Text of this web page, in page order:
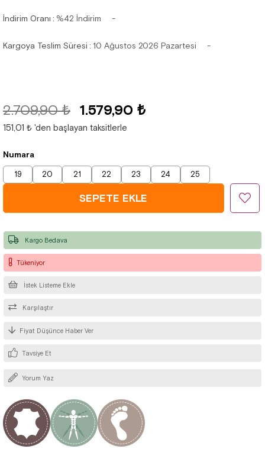
İndirim Oranı : %42 İndirim
Kargoya Teslim Süresi : 10 Ağustos 2026 Pazartesi
2.709,90 ₺ 1.579,90 ₺
151,01 ₺ 'den başlayan taksitlerle
Numara
19 20 21 22 23 24 25
Tükeniyor
İstek Listeme Ekle
Karşılaştır
Fiyat Düşünce Haber Ver
Kargo Bedava
Tavsiye Et
Yorum Yaz